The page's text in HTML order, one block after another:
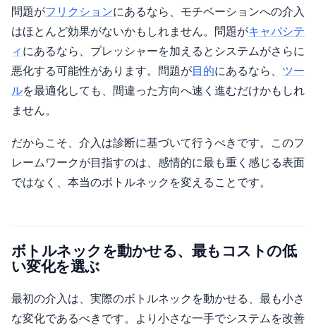
問題がフリクションにあるなら、モチベーションへの介入
はほとんど効果がないかもしれません。問題がキャパシテ
ィ にあるなら、プレッシャーを加えるとシステムがさらに
悪化する可能性があります。問題が目的にあるなら、 ツー
ルを最適化しても、間違った方向へ速く進むだけかもしれ
ません。
だからこそ、介入は診断に基づいて行うべきです。このフ
レームワークが目指すのは、感情的に最も重く感じる表面
ではなく、本当のボトルネックを変えることです。
ボトルネックを動かせる、最もコストの低
い変化を選ぶ
最初の介入は、実際のボトルネックを動かせる、最も小さ
な変化であるべきです。より小さな一手でシステムを改善